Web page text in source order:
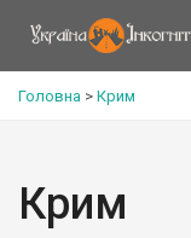
Головна > Крим
Крим